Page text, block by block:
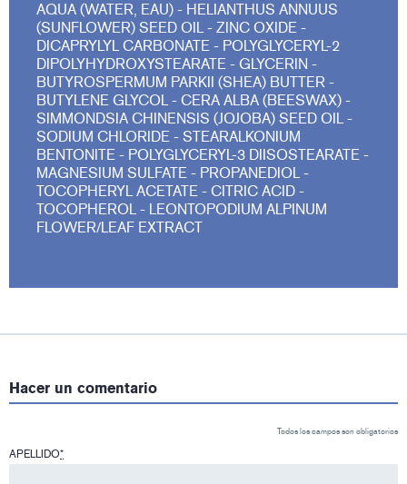
AQUA (WATER, EAU) - HELIANTHUS ANNUUS
(SUNFLOWER) SEED OIL - ZINC OXIDE -
DICAPRYLYL CARBONATE - POLYGLYCERYL-2
DIPOLYHYDROXYSTEARATE - GLYCERIN -
BUTYROSPERMUM PARKII (SHEA) BUTTER -
BUTYLENE GLYCOL - CERA ALBA (BEESWAX) -
SIMMONDSIA CHINENSIS (JOJOBA) SEED OIL -
SODIUM CHLORIDE - STEARALKONIUM
BENTONITE - POLYGLYCERYL-3 DIISOSTEARATE -
MAGNESIUM SULFATE - PROPANEDIOL -
TOCOPHERYL ACETATE - CITRIC ACID -
TOCOPHEROL - LEONTOPODIUM ALPINUM
FLOWER/LEAF EXTRACT
Hacer un comentario
Todos los campos son obligatorios
APELLIDO*